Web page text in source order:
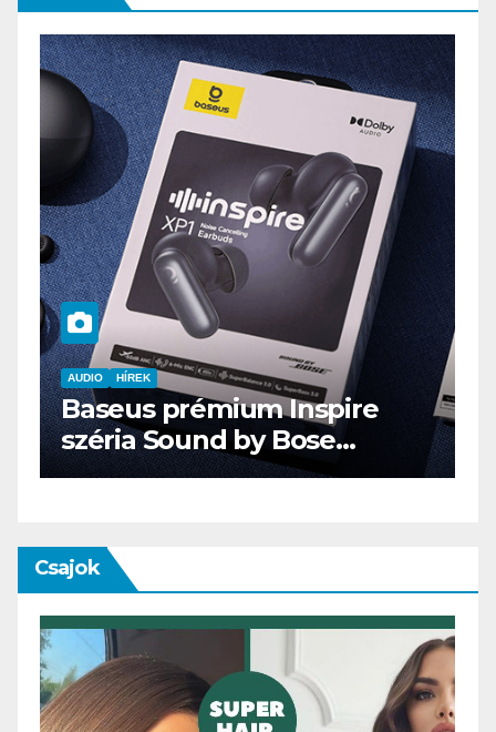
AUDIO IT MŰSZAKI
ENDORFY VIRO Plus USB
Csajok